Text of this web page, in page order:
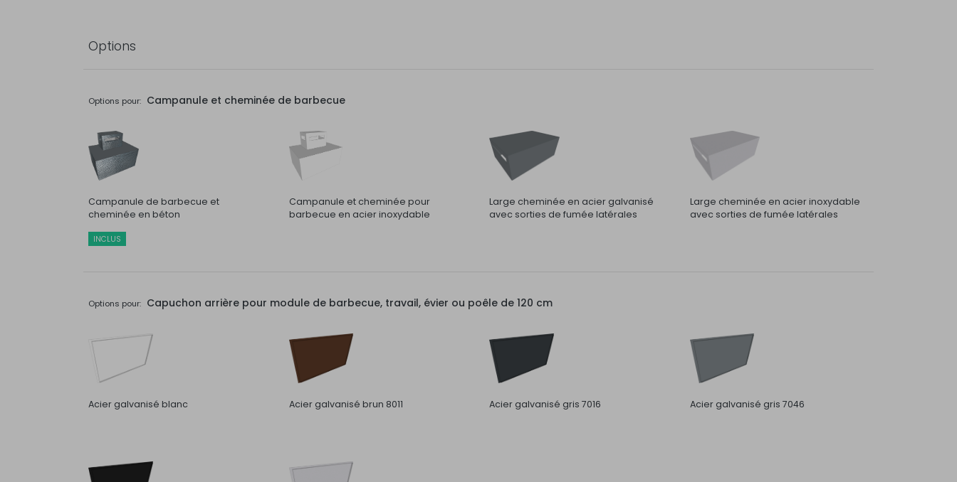
Options
Options pour: Campanule et cheminée de barbecue
Campanule de barbecue et
cheminée en béton
INCLUS
Campanule et cheminée pour
barbecue en acier inoxydable
Large cheminée en acier galvanisé
avec sorties de fumée latérales
Large cheminée en acier inoxydable
avec sorties de fumée latérales
Options pour: Capuchon arrière pour module de barbecue, travail, évier ou poêle de 120 cm
Acier galvanisé blanc Acier galvanisé brun 8011 Acier galvanisé gris 7016 Acier galvanisé gris 7046